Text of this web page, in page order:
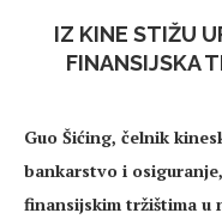
IZ KINE STIŽU
FINANSIJSKA
Guo Šićing, čelnik
bankarstvo i
finansijskim tržištima u